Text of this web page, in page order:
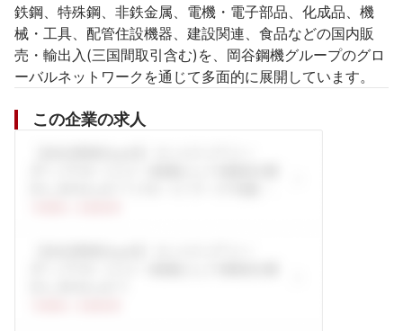
鉄鋼、特殊鋼、非鉄金属、電機・電子部品、化成品、機
械・工具、配管住設機器、建設関連、食品などの国内販
売・輸出入(三国間取引含む)を、岡谷鋼機グループのグロ
ーバルネットワークを通じて多面的に展開しています。
この企業の求人